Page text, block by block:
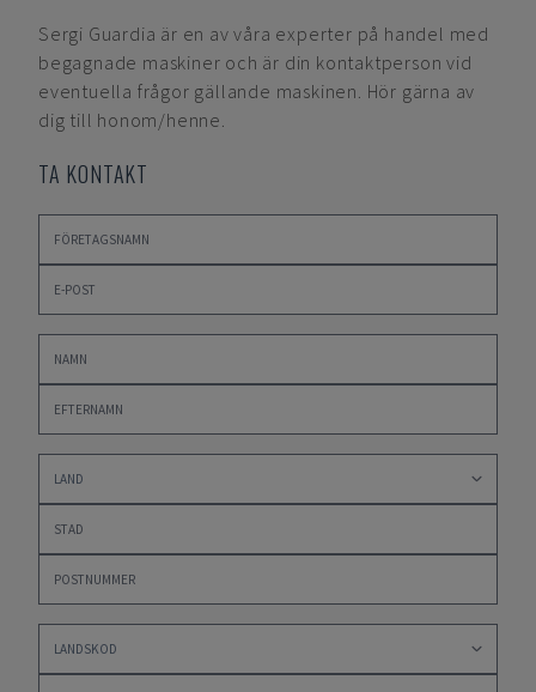
Sergi Guardia är en av våra experter på handel med
begagnade maskiner och är din kontaktperson vid
eventuella frågor gällande maskinen. Hör gärna av
dig till honom/henne.
TA KONTAKT